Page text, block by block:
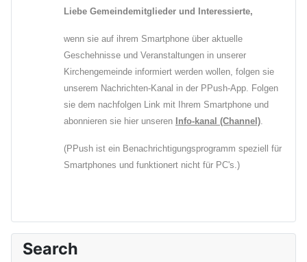
Liebe Gemeindemitglieder und Interessierte,
wenn sie auf ihrem Smartphone über aktuelle
Geschehnisse und Veranstaltungen in unserer
Kirchengemeinde informiert werden wollen, folgen sie
unserem Nachrichten-Kanal in der PPush-App. Folgen
sie dem nachfolgen Link mit Ihrem Smartphone und
abonnieren sie hier unseren Info-kanal (Channel).
(PPush ist ein Benachrichtigungsprogramm speziell für
Smartphones und funktionert nicht für PC's.)
Search